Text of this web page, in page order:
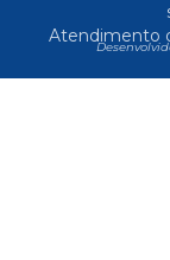
Atendimento